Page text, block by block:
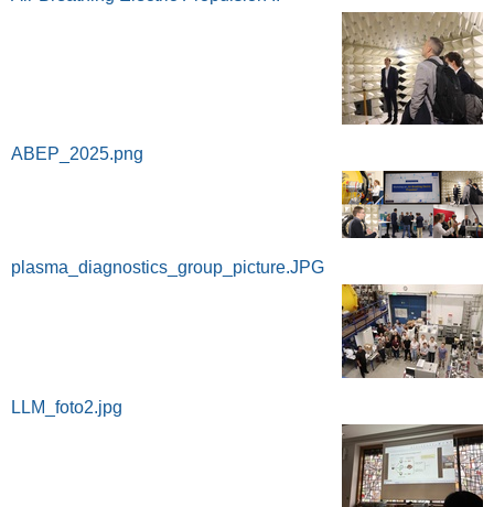
ABEP_2025.png
plasma_diagnostics_group_picture.JPG
LLM_foto2.jpg